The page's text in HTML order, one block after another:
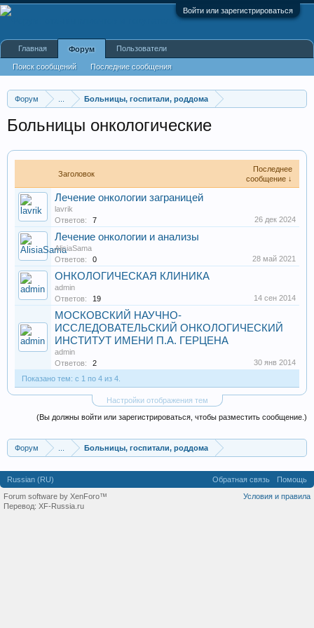
Войти или зарегистрироваться
Форум Больницы, госпитали, роддома
Больницы онкологические
Заголовок
Последнее
сообщение ↓
Лечение онкологии заграницей
lavrik
Ответов:
7 26 дек 2024
Лечение онкологии и анализы
AlisiaSama
Ответов:
0 28 май 2021
ОНКОЛОГИЧЕСКАЯ КЛИНИКА
admin
Ответов:
19 14 сен 2014
МОСКОВСКИЙ НАУЧНО-
ИССЛЕДОВАТЕЛЬСКИЙ ОНКОЛОГИЧЕСКИЙ
ИНСТИТУТ ИМЕНИ П.А. ГЕРЦЕНА
admin
Ответов:
2
30 янв 2014
Показано тем: с 1 по 4 из 4.
Настройки отображения тем
(Вы должны войти или зарегистрироваться, чтобы разместить сообщение.)
Форум Больницы, госпитали, роддома
Главная Форум
Поиск сообщений Последние сообщения
Пользователи
Russian (RU) Обратная связь
Помощь
Условия и правила
Forum software by XenForo™
Перевод: XF-Russia.ru